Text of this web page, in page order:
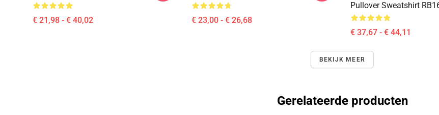
€ 21,98 - € 40,02 € 23,00 - € 26,68
Pullover Sweatshirt
€ 37,67 - € 44,11
BEKIJK MEER
Gerelateerde producten